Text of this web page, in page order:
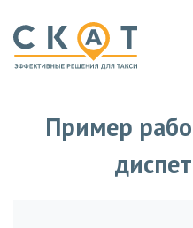
Пример